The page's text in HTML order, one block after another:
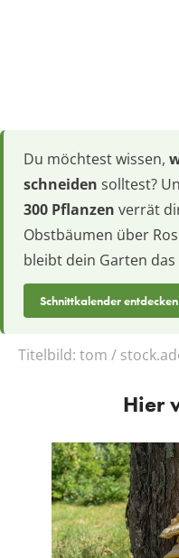
Du möchtest wissen,
schneiden solltest?
300 Pflanzen verrät
Obstbäumen über
bleibt dein Garten
Schnittkalender
Titelbild: tom /
Hier